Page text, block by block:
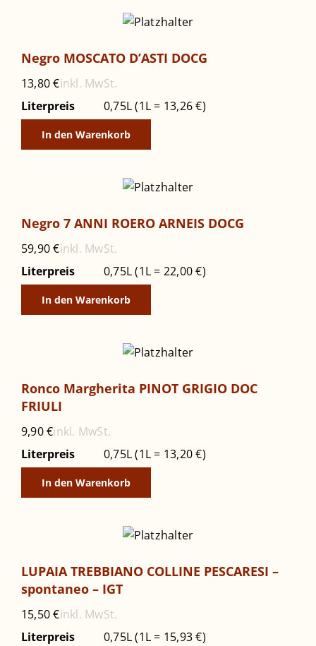
Negro MOSCATO D’ASTI DOCG
13,80€inkl. MwSt.
Literpreis
0,75L (1L = 13,26 €)
In den Warenkorb
Negro 7 ANNI ROERO ARNEIS DOCG
59,90€inkl. MwSt.
Literpreis
0,75L (1L = 22,00 €)
In den Warenkorb
Ronco Margherita PINOT GRIGIO DOC
FRIULI
9,90€inkl. MwSt.
Literpreis
0,75L (1L = 13,20 €)
In den Warenkorb
LUPAIA TREBBIANO COLLINE PESCARESI –
spontaneo – IGT
15,50€inkl. MwSt.
Literpreis
0,75L (1L = 15,93 €)